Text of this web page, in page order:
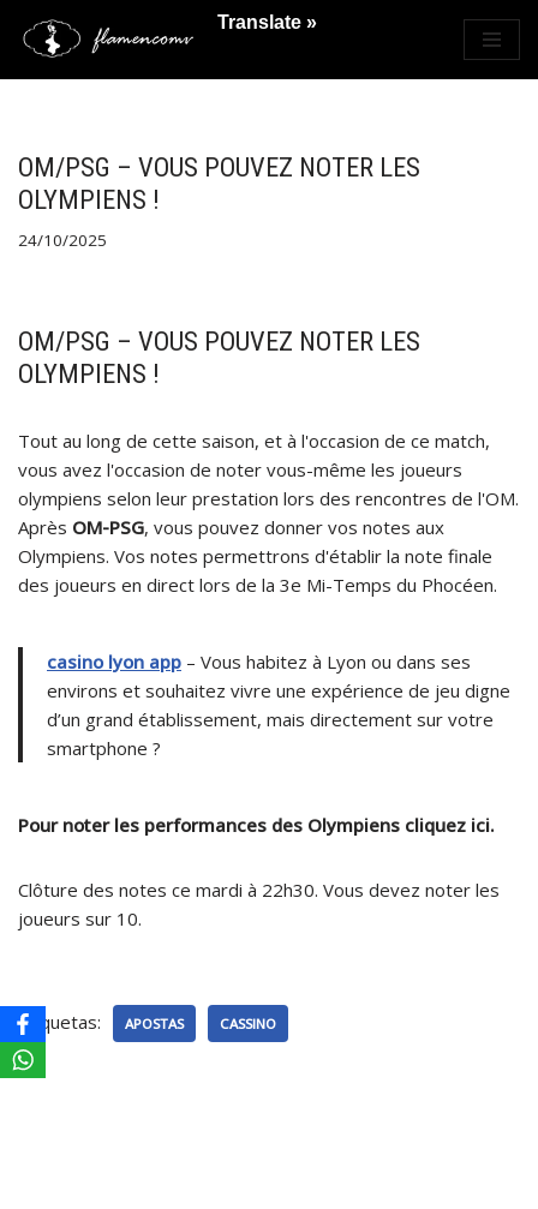
Saltar
OM/PSG – VOUS POUVEZ NOTER LES
OLYMPIENS !
24/10/2025
OM/PSG – VOUS POUVEZ NOTER LES
OLYMPIENS !
Tout au long de cette saison, et à l'occasion de ce match,
vous avez l'occasion de noter vous-même les joueurs
olympiens selon leur prestation lors des rencontres de l'OM.
Après OM-PSG, vous pouvez donner vos notes aux
Olympiens. Vos notes permettrons d'établir la note finale
des joueurs en direct lors de la 3e Mi-Temps du Phocéen.
casino lyon app – Vous habitez à Lyon ou dans ses
environs et souhaitez vivre une expérience de jeu digne
d’un grand établissement, mais directement sur votre
smartphone ?
Pour noter les performances des Olympiens cliquez ici.
Clôture des notes ce mardi à 22h30. Vous devez noter les
joueurs sur 10.
Etiquetas: APOSTAS CASSINO
Translate »